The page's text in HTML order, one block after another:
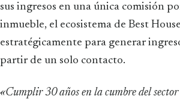
sus ingresos en una única comisión
inmueble, el ecosistema de Best
estratégicamente para generar
partir de un solo contacto.
«Cumplir 30 años en la cumbre del